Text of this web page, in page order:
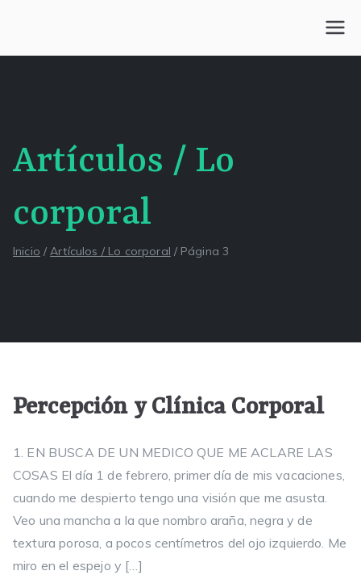
contenido
Centro Kesselman
Artículos / Lo
corporal
Inicio Artículos / Lo corporal Página 3
Percepción y Clínica Corporal
1. EN BUSCA DE UN MEDICO QUE ME ACLARE LAS
COSAS El día 1 de febrero, primer día de mis vacaciones,
cuando me despierto tengo una visión que me asusta.
Veo una mancha a la que nombro araña, negra y de
textura porosa, a pocos centímetros del ojo izquierdo. Me
miro en el espejo y […]